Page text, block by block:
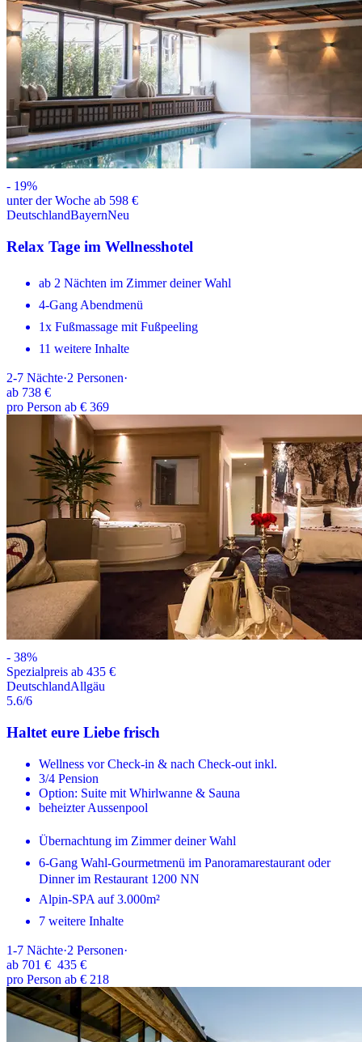
- 19%
unter der Woche ab 598 €
DeutschlandBayernNeu
Relax Tage im Wellnesshotel
ab 2 Nächten im Zimmer deiner Wahl
4-Gang Abendmenü
1x Fußmassage mit Fußpeeling
11 weitere Inhalte
2-7 Nächte·2 Personen·
ab 738 €
pro Person ab € 369
- 38%
Spezialpreis ab 435 €
DeutschlandAllgäu
5.6/6
Haltet eure Liebe frisch
Wellness vor Check-in & nach Check-out inkl.
3/4 Pension
Option: Suite mit Whirlwanne & Sauna
beheizter Aussenpool
Übernachtung im Zimmer deiner Wahl
6-Gang Wahl-Gourmetmenü im Panoramarestaurant oder
Dinner im Restaurant 1200 NN
Alpin-SPA auf 3.000m²
7 weitere Inhalte
1-7 Nächte·2 Personen·
ab 701 € 435 €
pro Person ab € 218